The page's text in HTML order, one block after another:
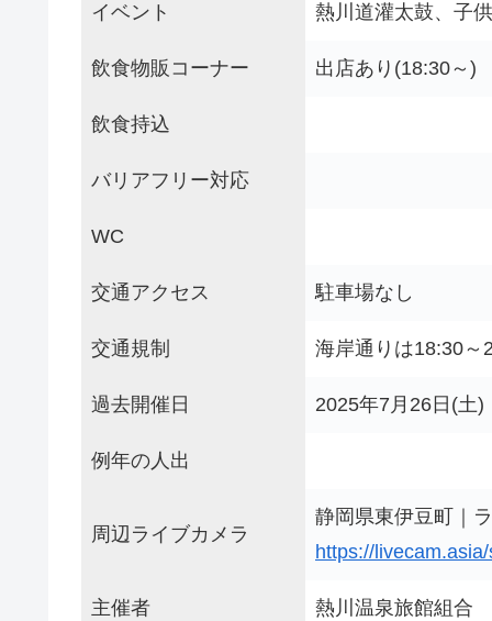
イベント 熱川道灌太鼓、子
飲食物販コーナー 出店あり(18:30～)
飲食持込
バリアフリー対応
WC
交通アクセス 駐車場なし
交通規制 海岸通りは18:30～
過去開催日 2025年7月26日(土)
例年の人出
周辺ライブカメラ
静岡県東伊豆町｜
https://
主催者 熱川温泉旅館組合